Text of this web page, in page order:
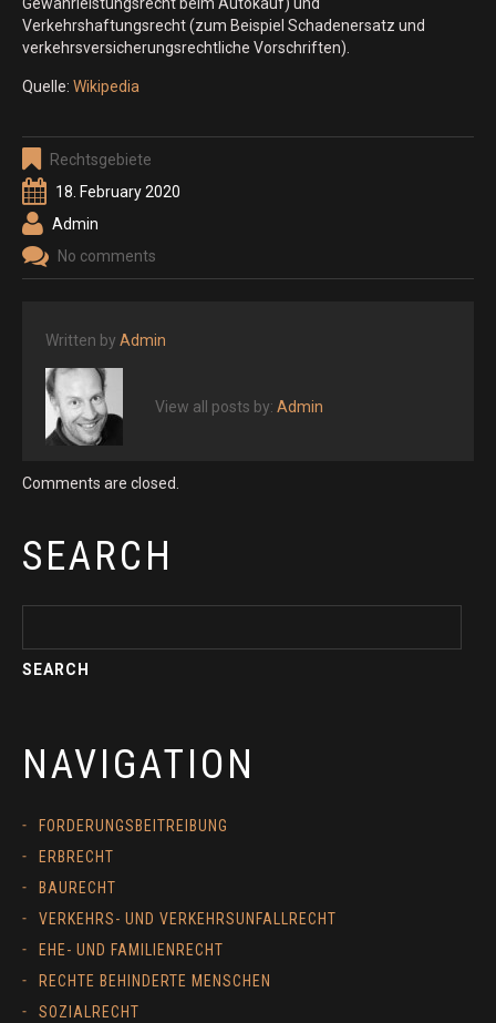
Gewährleistungsrecht beim Autokauf) und
Verkehrshaftungsrecht (zum Beispiel Schadenersatz und
verkehrsversicherungsrechtliche Vorschriften).
Quelle: Wikipedia
Rechtsgebiete
18. February 2020
Admin
No comments
Written by Admin
View all posts by: Admin
Comments are closed.
SEARCH
NAVIGATION
FORDERUNGSBEITREIBUNG
ERBRECHT
BAURECHT
VERKEHRS- UND VERKEHRSUNFALLRECHT
EHE- UND FAMILIENRECHT
RECHTE BEHINDERTE MENSCHEN
SOZIALRECHT